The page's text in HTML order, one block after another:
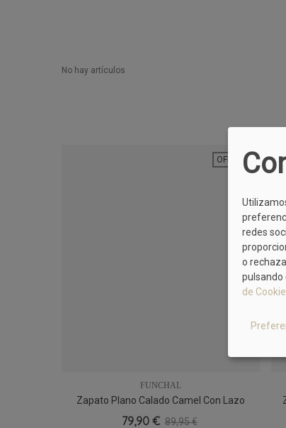
No hay artículos
OFERTA
37 40
FUNCHAL
Zapato Plano Calado Camel Con Lazo
Funchal 24047 Cappri, Fresco Y Delicado
79,90 € 89,95 €
redes
o
pulsando
de